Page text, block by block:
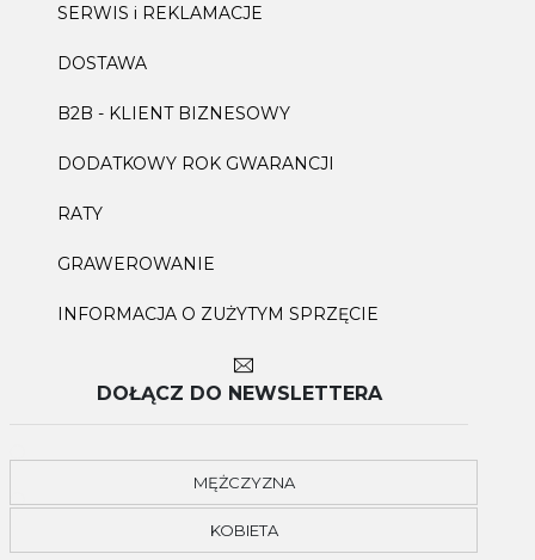
SERWIS i REKLAMACJE
DOSTAWA
B2B - KLIENT BIZNESOWY
DODATKOWY ROK GWARANCJI
RATY
GRAWEROWANIE
INFORMACJA O ZUŻYTYM SPRZĘCIE
DOŁĄCZ DO NEWSLETTERA
MĘŻCZYZNA
KOBIETA